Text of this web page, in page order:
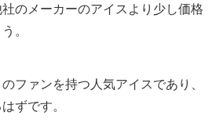
のメーカーのアイスより少し価格
。
ファンを持つ人気アイスであり、
ずです。